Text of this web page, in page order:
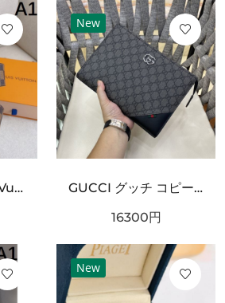
タフ 存在感 Louis Vuitton ルイヴィトン コピー ベルト ブラックチェック型押しレザー シルバーバックル 厚みある仕様 ストリート映えデザイン
New
GUCCI グッチ コピー クラッチバッグ GGスプリームキャンバス スリムフォルム フラップデザイン リストストラップ付き 軽量設計
16300円
New